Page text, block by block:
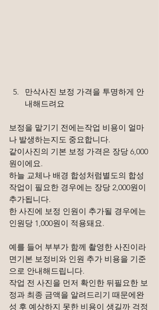
만삭사진 보정 가격을 투명하게 안
내해드려요
보정을 맡기기 전에는작업 비용이 얼마
나 발생하는지도 중요합니다.
같이사진의 기본 보정 가격은 장당 6,000
원이에요.
하늘 교체나 배경 합성처럼별도의 합성
작업이 필요한 경우에는 장당 2,000원이
추가됩니다.
한 사진에 보정 인원이 추가될 경우에는
인원당 1,000원이 적용돼요.
예를 들어 부부가 함께 촬영한 사진이라
면기본 보정비와 인원 추가 비용을 기준
으로 안내해드립니다.
작업 전 사진을 먼저 확인한 뒤필요한 보
정과 최종 금액을 알려드리기 때문에완
성 후 예상하지 못한 비용이 생길까 걱정